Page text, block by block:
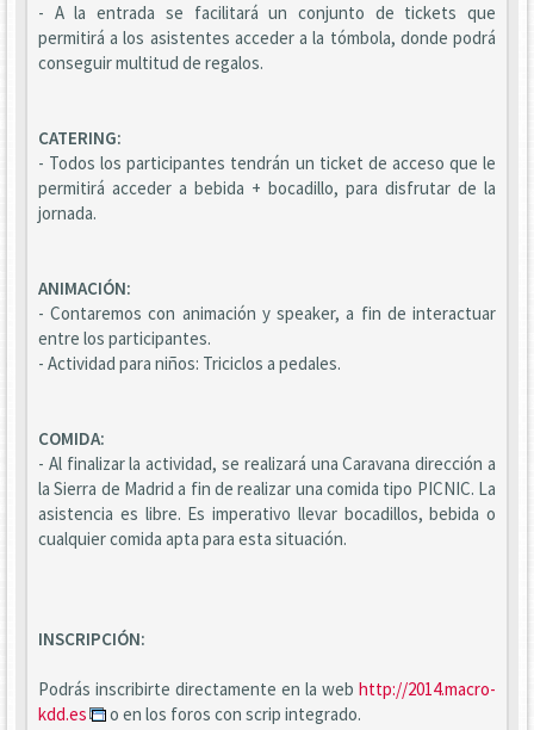
- A la entrada se facilitará un conjunto de tickets que
permitirá a los asistentes acceder a la tómbola, donde podrá
conseguir multitud de regalos.
CATERING:
- Todos los participantes tendrán un ticket de acceso que le
permitirá acceder a bebida + bocadillo, para disfrutar de la
jornada.
ANIMACIÓN:
- Contaremos con animación y speaker, a fin de interactuar
entre los participantes.
- Actividad para niños: Triciclos a pedales.
COMIDA:
- Al finalizar la actividad, se realizará una Caravana dirección a
la Sierra de Madrid a fin de realizar una comida tipo PICNIC. La
asistencia es libre. Es imperativo llevar bocadillos, bebida o
cualquier comida apta para esta situación.
INSCRIPCIÓN:
Podrás inscribirte directamente en la web http://2014.macro-
kdd.es
o en los foros con scrip integrado.